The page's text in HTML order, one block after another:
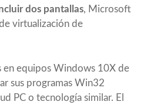
dos pantallas, Microsoft
virtualización de
en equipos Windows 10X de
sus programas Win32
PC o tecnología similar. El